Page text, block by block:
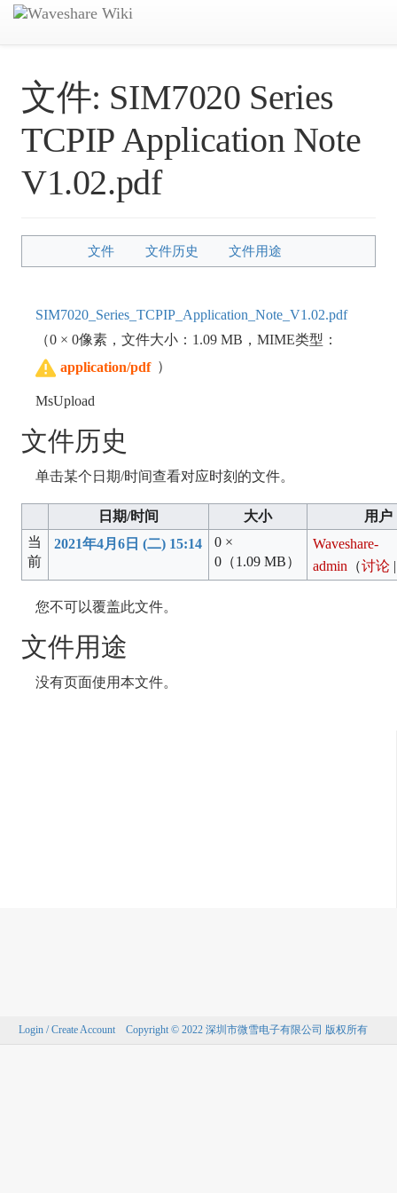
文件: SIM7020 Series
TCPIP Application Note
V1.02.pdf
文件 文件历史 文件用途
SIM7020_Series_TCPIP_Application_Note_V1.02.pdf
（0 × 0像素，文件大小：1.09 MB，MIME类型：
application/pdf ）
MsUpload
文件历史
单击某个日期/时间查看对应时刻的文件。
日期/时间 大小
用户
当
前
2021年4月6日 (二) 15:14
0 ×
0 （1.09 MB）
Waveshare-
admin （讨论
您不可以覆盖此文件。
文件用途
没有页面使用本文件。
Login / Create Account Copyright © 2022 深圳市微雪电子有限公司 版权所有